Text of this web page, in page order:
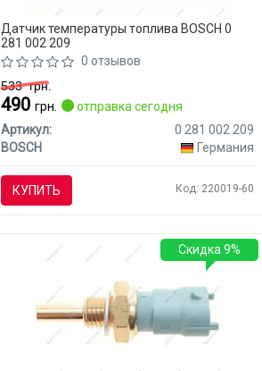
Датчик температуры топлива BOSCH 0
281 002 209
0 отзывов
533грн.
490грн.
отправка сегодня
Артикул:
0 281 002 209
BOSCH
Германия
КУПИТЬ Код: 220019-60
Скидка 9%